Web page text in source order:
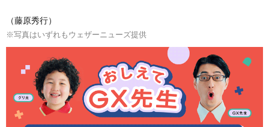
（藤原秀行）
※写真はいずれもウェザーニューズ提供